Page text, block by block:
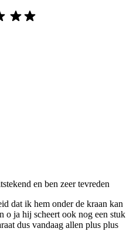
en ben zeer tevreden
dat ik hem onder de kraan kan
o ja hij scheert ook nog een stuk
dus vandaag allen plus plus